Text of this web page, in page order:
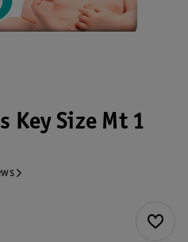
Key Size Mt 1